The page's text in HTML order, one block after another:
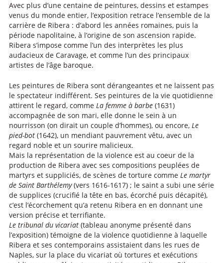
Avec plus d’une centaine de peintures, dessins et estampes
venus du monde entier, l’exposition retrace l’ensemble de la
carrière de Ribera : d’abord les années romaines, puis la
période napolitaine, à l’origine de son ascension rapide.
Ribera s’impose comme l’un des interprètes les plus
audacieux de Caravage, et comme l’un des principaux
artistes de l’âge baroque.
Les peintures de Ribera sont dérangeantes et ne laissent pas
le spectateur indifférent. Ses peintures de la vie quotidienne
attirent le regard, comme La femme à barbe (1631)
accompagnée de son mari, elle donne le sein à un
nourrisson (on dirait un couple d’hommes), ou encore, Le
pied-bot (1642), un mendiant pauvrement vêtu, avec un
regard noble et un sourire malicieux.
Mais la représentation de la violence est au coeur de la
production de Ribera avec ses compositions peuplées de
martyrs et suppliciés, de scènes de torture comme Le martyr
de Saint Barthélemy(vers 1616-1617) ; le saint a subi une série
de supplices (crucifié la tête en bas, écorché puis décapité),
c’est l’écorchement qu’a retenu Ribera en en donnant une
version précise et terrifiante.
Le tribunal du vicariat (tableau anonyme présenté dans
l’exposition) témoigne de la violence quotidienne à laquelle
Ribera et ses contemporains assistaient dans les rues de
Naples, sur la place du vicariat où tortures et exécutions